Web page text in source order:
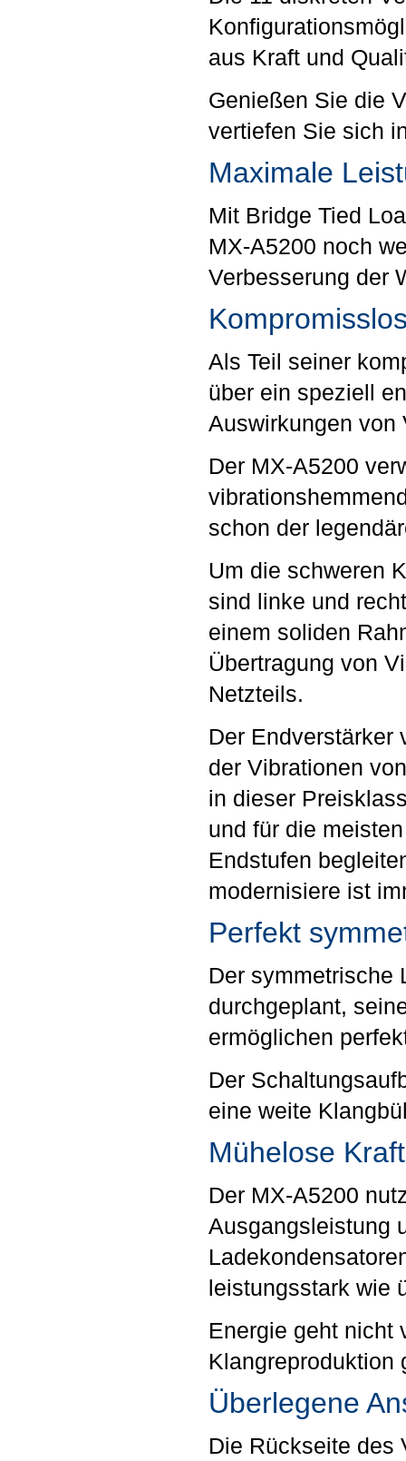
aus Kraft und
Genießen Sie die
vertiefen Sie sich
Maximale
Mit Bridge Tied
MX-A5200 noch
Verbesserung der
Als Teil seiner
über ein speziell
Auswirkungen von
Der MX-A5200
schon der
Um die schweren
sind linke und
einem soliden
Übertragung von
Netzteils.
Der Endverstärker
der Vibrationen
in dieser
und für die
Endstufen
modernisiere ist
Perfekt
Der symmetrische
durchgeplant,
ermöglichen
Der
eine weite
Mühelose Kraft
Der MX-A5200
Ausgangsleistung
leistungsstark wie
Energie geht nicht
Klangreproduktion
Überlegene
Die Rückseite des